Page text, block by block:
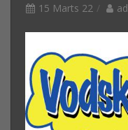
15 Marts 22